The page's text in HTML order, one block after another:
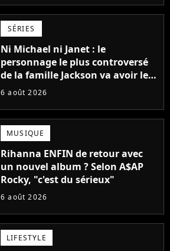
SÉRIES
Ni Michael ni Janet : le
personnage le plus controversé
de la famille Jackson va avoir le
droit à sa propre série
6 août 2026
MUSIQUE
Rihanna ENFIN de retour avec
un nouvel album ? Selon A$AP
Rocky, "c'est du sérieux"
6 août 2026
LIFESTYLE